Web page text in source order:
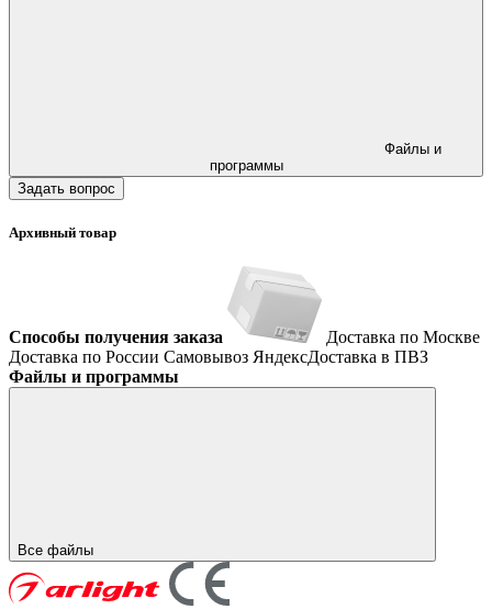
программы
Задать вопрос
Архивный товар
Способы получения заказа
Доставка по Москве
Доставка по России Самовывоз ЯндексДоставка в ПВЗ
Файлы и программы
Все файлы